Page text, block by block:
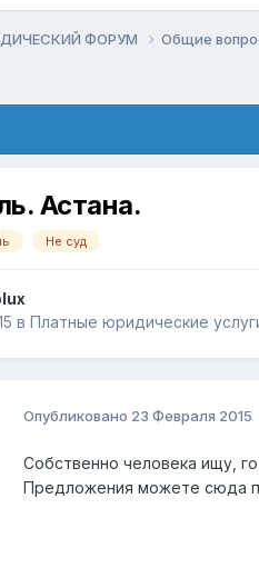
ФОРУМ Общие
Астана.
Не суд
в Платные юридические
Опубликовано 23 Февраля 2015
Собственно человека ищу,
Предложения можете сюда